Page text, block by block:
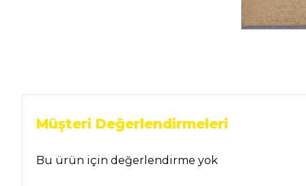
Müşteri Değerlendirmeleri
Bu ürün için değerlendirme yok